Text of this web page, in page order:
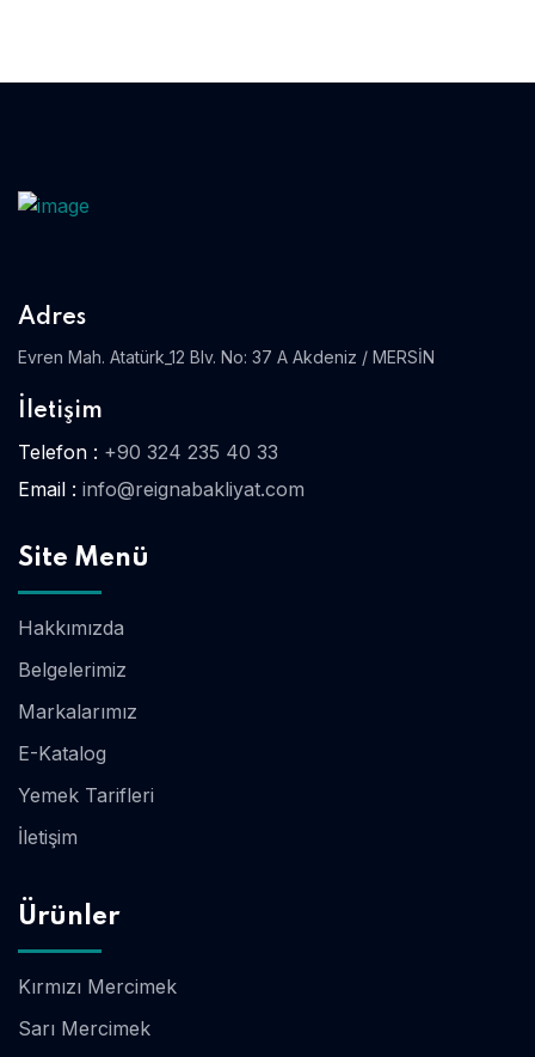
Adres
Evren Mah. Atatürk_12 Blv. No: 37 A Akdeniz / MERSİN
İletişim
Telefon : +90 324 235 40 33
Email : info@reignabakliyat.com
Site Menü
Hakkımızda
Belgelerimiz
Markalarımız
E-Katalog
Yemek Tarifleri
İletişim
Ürünler
Kırmızı Mercimek
Sarı Mercimek